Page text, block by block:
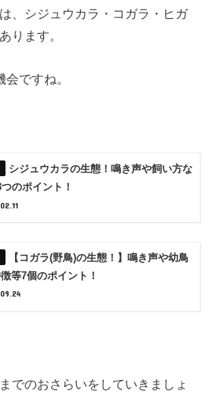
、シジュウカラ・コガラ・ヒガ
ります。
ですね。
シジュウカラの生態！鳴き声や飼い方な
つのポイント！
【コガラ(野鳥)の生態！】鳴き声や幼鳥
等7個のポイント！
でのおさらいをしていきましょ